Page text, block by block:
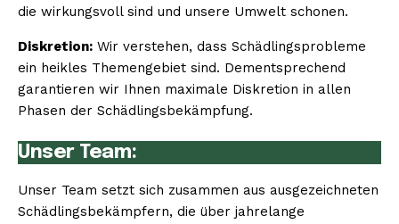
die wirkungsvoll sind und unsere Umwelt schonen.
Diskretion: Wir verstehen, dass Schädlingsprobleme
ein heikles Themengebiet sind. Dementsprechend
garantieren wir Ihnen maximale Diskretion in allen
Phasen der Schädlingsbekämpfung.
Unser Team:
Unser Team setzt sich zusammen aus ausgezeichneten
Schädlingsbekämpfern, die über jahrelange